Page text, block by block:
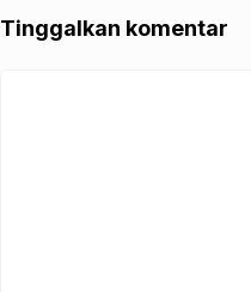
Tinggalkan komentar